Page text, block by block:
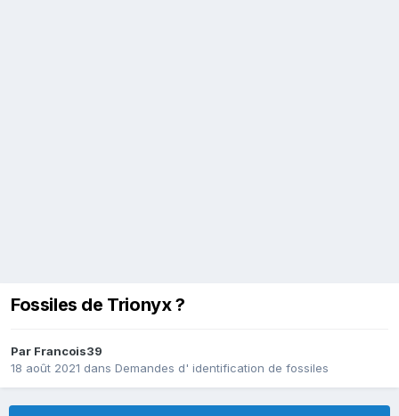
Fossiles de Trionyx ?
Par Francois39
18 août 2021 dans Demandes d' identification de fossiles